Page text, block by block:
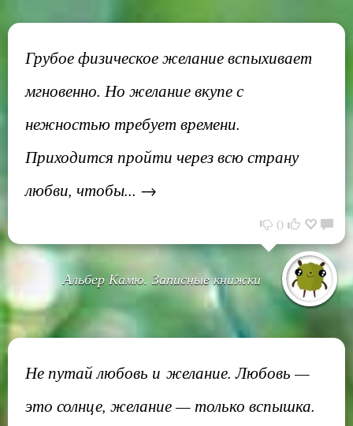
Грубое физическое желание вспыхивает
мгновенно. Но желание вкупе с
нежностью требует времени.
Приходится пройти через всю страну
любви, чтобы... →
0
Альбер Камю. Записные книжки
Не путай любовь и желание. Любовь —
это солнце, желание — только вспышка.